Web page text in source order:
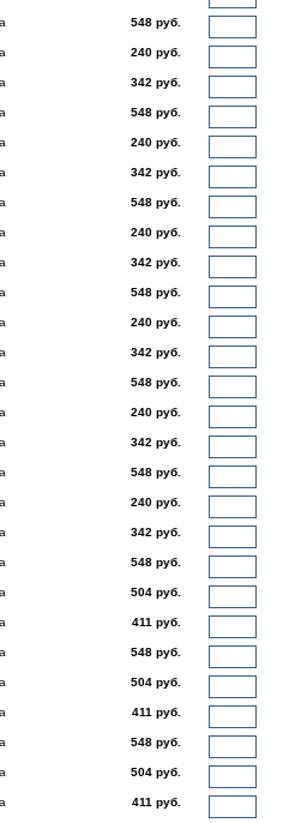
548 руб.
240 руб.
342 руб.
548 руб.
240 руб.
342 руб.
548 руб.
240 руб.
342 руб.
548 руб.
240 руб.
342 руб.
548 руб.
240 руб.
342 руб.
548 руб.
240 руб.
342 руб.
548 руб.
504 руб.
411 руб.
548 руб.
504 руб.
411 руб.
548 руб.
504 руб.
411 руб.